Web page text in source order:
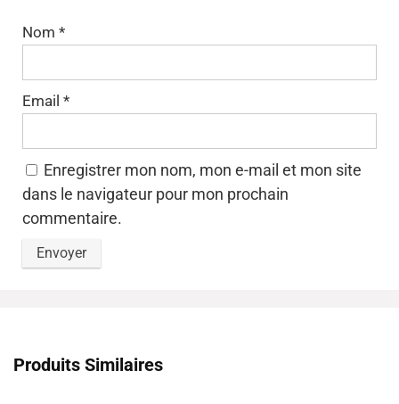
Nom *
Email *
Enregistrer mon nom, mon e-mail et mon site
dans le navigateur pour mon prochain
commentaire.
Produits Similaires